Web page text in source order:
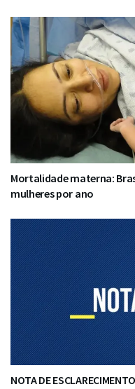
Mortalidade materna:
mulheres por ano
NOTA DE ESCLARECIMENTO